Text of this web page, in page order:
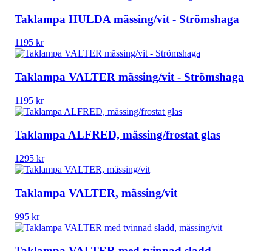
Taklampa HULDA mässing/vit - Strömshaga
1195 kr
Taklampa VALTER mässing/vit - Strömshaga
1195 kr
Taklampa ALFRED, mässing/frostat glas
1295 kr
Taklampa VALTER, mässing/vit
995 kr